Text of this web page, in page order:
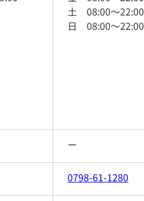
土 08:00～22:00
日 08:00～22:00
ー
0798-61-1280